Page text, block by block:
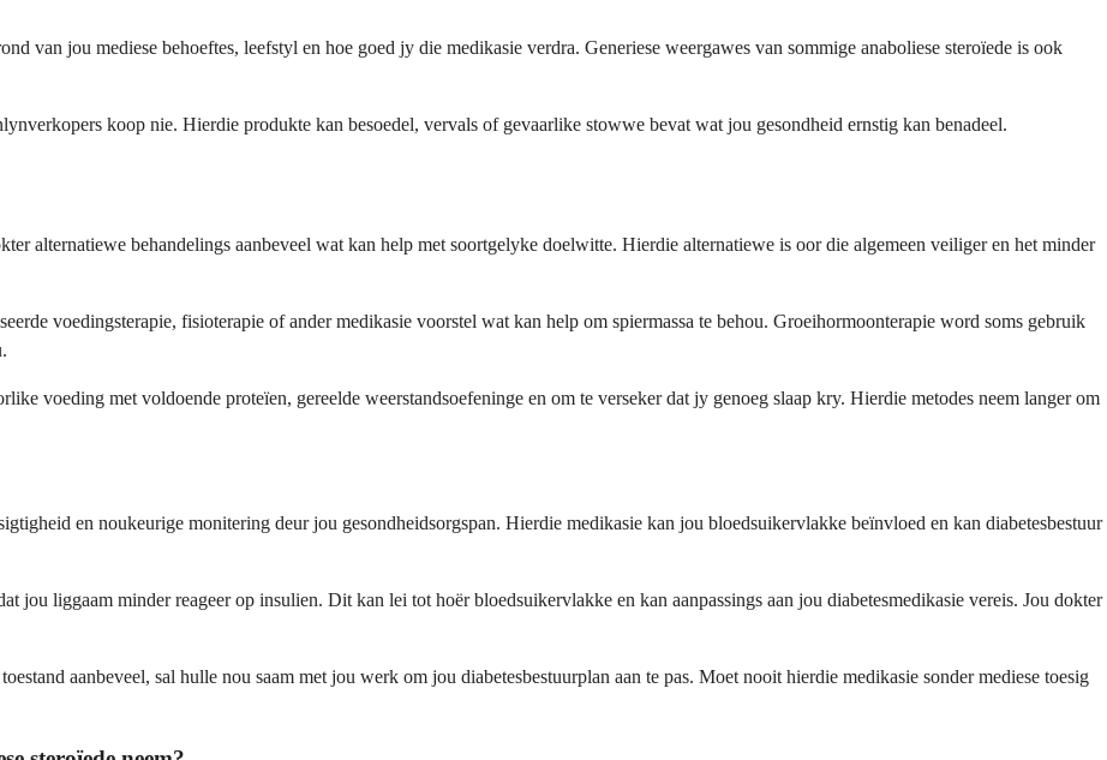
van jou mediese behoeftes, leefstyl en hoe goed jy die medikasie verdra. Generiese weergawes van sommige anaboliese steroïede is ook
koop nie. Hierdie produkte kan besoedel, vervals of gevaarlike stowwe bevat wat jou gesondheid ernstig kan benadeel.
alternatiewe behandelings aanbeveel wat kan help met soortgelyke doelwitte. Hierdie alternatiewe is oor die algemeen veiliger en het minder
voedingsterapie, fisioterapie of ander medikasie voorstel wat kan help om spiermassa te behou. Groeihormoonterapie word soms gebruik
voeding met voldoende proteïen, gereelde weerstandsoefeninge en om te verseker dat jy genoeg slaap kry. Hierdie metodes neem langer om
en noukeurige monitering deur jou gesondheidsorgspan. Hierdie medikasie kan jou bloedsuikervlakke beïnvloed en kan diabetesbestuur
jou liggaam minder reageer op insulien. Dit kan lei tot hoër bloedsuikervlakke en kan aanpassings aan jou diabetesmedikasie vereis. Jou dokter
aanbeveel, sal hulle nou saam met jou werk om jou diabetesbestuurplan aan te pas. Moet nooit hierdie medikasie sonder mediese toesig